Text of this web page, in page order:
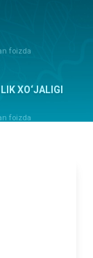
foizda
XO‘JALIGI
foizda